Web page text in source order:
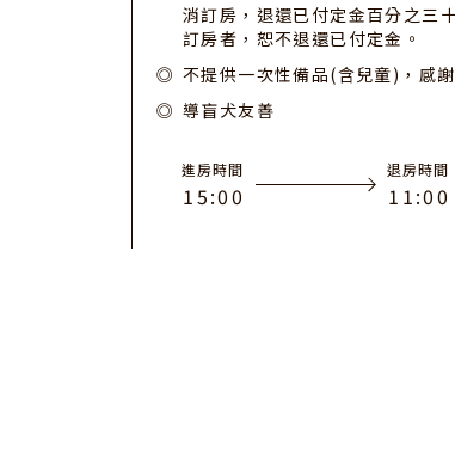
消訂房，退還已付定金百分之三
訂房者，恕不退還已付定金。
不提供一次性備品(含兒童)，感
導盲犬友善
進房時間
15:00
退房時間
1 1:00